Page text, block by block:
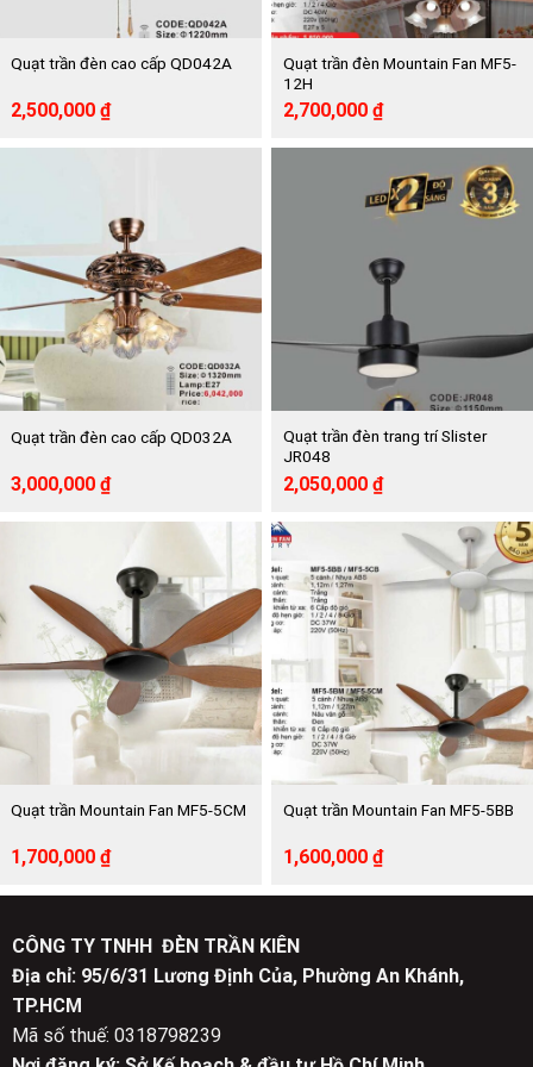
Quạt trần đèn cao cấp QD042A
Giá
là:
2,500,000 ₫Giá
tại
Quạt trần đèn Mountain Fan MF5-
12H
Giá
là:
2,700,000 ₫Giá
tại
2,700,000 ₫.
Quạt trần đèn cao cấp QD032A
Giá
gốc
là:
3,000,000 ₫Giá
hiện
tại
3,000,000 ₫.
Quạt trần đèn trang trí Slister
JR048
Giá
gốc
là:
4,085,000 ₫.
2,050,000 ₫Giá
hiện
tại
2,050,000 ₫.
Quạt trần Mountain Fan MF5-5CM
Giá
gốc
là:
1,700,000 ₫Giá
hiện
tại
1,700,000 ₫.
Quạt trần Mountain Fan MF5-5BB
Giá
gốc
là:
1,600,000 ₫Giá
hiện
tại
CÔNG TY TNHH ĐÈN TRẦN KIÊN
Địa chỉ: 95/6/31 Lương Định Của, Phường An Khánh,
TP.HCM
Mã số thuế: 0318798239